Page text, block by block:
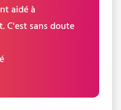
aidé à
C'est sans doute